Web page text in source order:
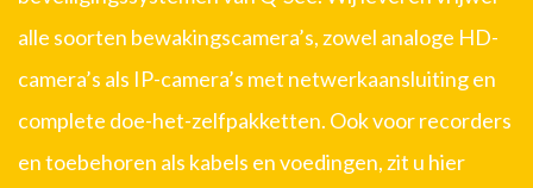
alle soorten bewakingscamera’s, zowel analoge HD-
camera’s als IP-camera’s met netwerkaansluiting en
complete doe-het-zelfpakketten. Ook voor recorders
en toebehoren als kabels en voedingen, zit u hier